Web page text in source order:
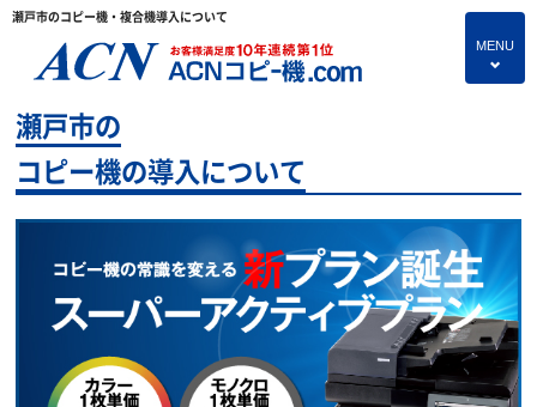
瀬戸市のコピー機・複合機導入について
MENU
4
プランのご紹介
保守サービス
コピー機あれこれ
コピー機に関すること
よくあるご質問
瀬戸市の
コピー機の導入について